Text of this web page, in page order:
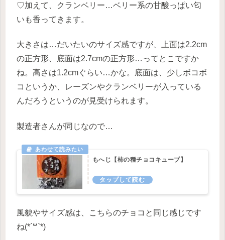
♡加えて、クランベリー…ベリー系の甘酸っぱい匂
いも香ってきます。
大きさは…だいたいのサイズ感ですが、上面は2.2cm
の正方形、底面は2.7cmの正方形…ってとこですか
ね。高さは1.2cmぐらい…かな。底面は、少しボコボ
コというか、レーズンやクランベリーが入っている
んだろうというのが見受けられます。
製造者さんが同じなので…
もへじ【柿の種チョコキューブ】
風貌やサイズ感は、こちらのチョコと同じ感じです
ね(*´꒳`*)